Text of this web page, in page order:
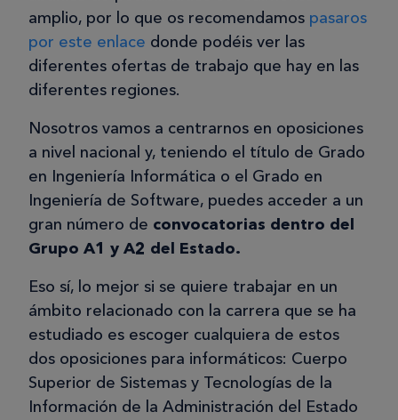
amplio, por lo que os recomendamos pasaros
por este enlace donde podéis ver las
diferentes ofertas de trabajo que hay en las
diferentes regiones.
Nosotros vamos a centrarnos en oposiciones
a nivel nacional y, teniendo el título de Grado
en Ingeniería Informática o el Grado en
Ingeniería de Software, puedes acceder a un
gran número de convocatorias dentro del
Grupo A1 y A2 del Estado.
Eso sí, lo mejor si se quiere trabajar en un
ámbito relacionado con la carrera que se ha
estudiado es escoger cualquiera de estos
dos oposiciones para informáticos: Cuerpo
Superior de Sistemas y Tecnologías de la
Información de la Administración del Estado